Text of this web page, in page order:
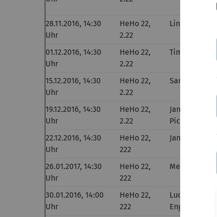
28.11.2016, 14:30
Uhr
HeHo 22,
2.22
Linda Bolay
01.12.2016, 14:30
Uhr
HeHo 22,
2.22
Tim Wagner
15.12.2016, 14:30
Uhr
HeHo 22,
2.22
Sarah Klohr
19.12.2016, 14:30
Uhr
HeHo 22,
2.22
Jannis
Pickenhain
22.12.2016, 14:30
Uhr
HeHo 22,
222
Jan Gabriel
26.01.2017, 14:30
Uhr
HeHo 22,
222
Melanie Subke
30.01.2016, 14:00
Uhr
HeHo 22,
222
Lucas
Engelhardt